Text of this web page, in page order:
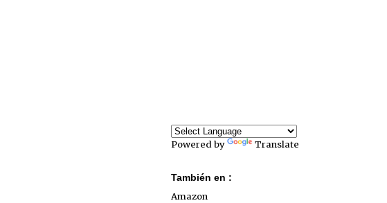
Powered by Translate
También en :
Amazon